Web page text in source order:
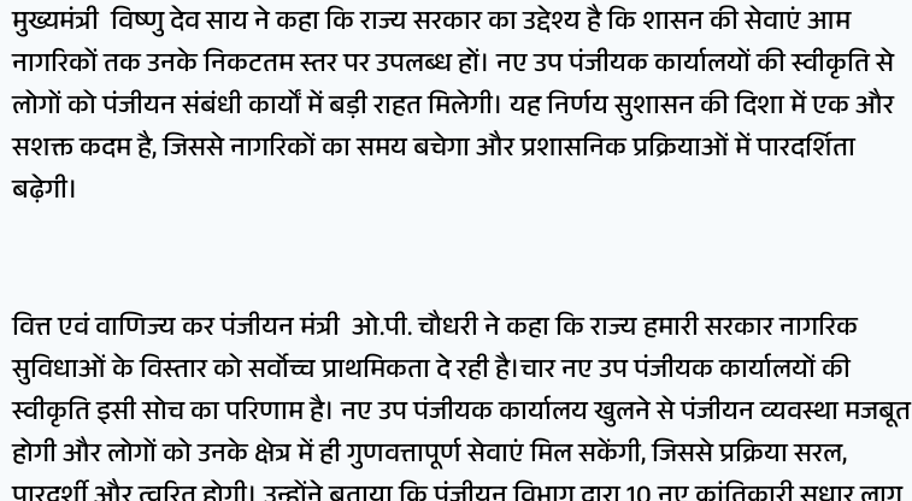
मुख्यमंत्री विष्णु देव साय ने कहा कि राज्य सरकार का उद्देश्य है कि शासन की सेवाएं आम
नागरिकों तक उनके निकटतम स्तर पर उपलब्ध हों। नए उप पंजीयक कार्यालयों की स्वीकृति से
लोगों को पंजीयन संबंधी कार्यों में बड़ी राहत मिलेगी। यह निर्णय सुशासन की दिशा में एक और
सशक्त कदम है, जिससे नागरिकों का समय बचेगा और प्रशासनिक प्रक्रियाओं में पारदर्शिता
बढ़ेगी।
वित्त एवं वाणिज्य कर पंजीयन मंत्री ओ.पी. चौधरी ने कहा कि राज्य हमारी सरकार नागरिक
सुविधाओं के विस्तार को सर्वोच्च प्राथमिकता दे रही है।चार नए उप पंजीयक कार्यालयों की
स्वीकृति इसी सोच का परिणाम है। नए उप पंजीयक कार्यालय खुलने से पंजीयन व्यवस्था मजबूत
होगी और लोगों को उनके क्षेत्र में ही गुणवत्तापूर्ण सेवाएं मिल सकेंगी, जिससे प्रक्रिया सरल,